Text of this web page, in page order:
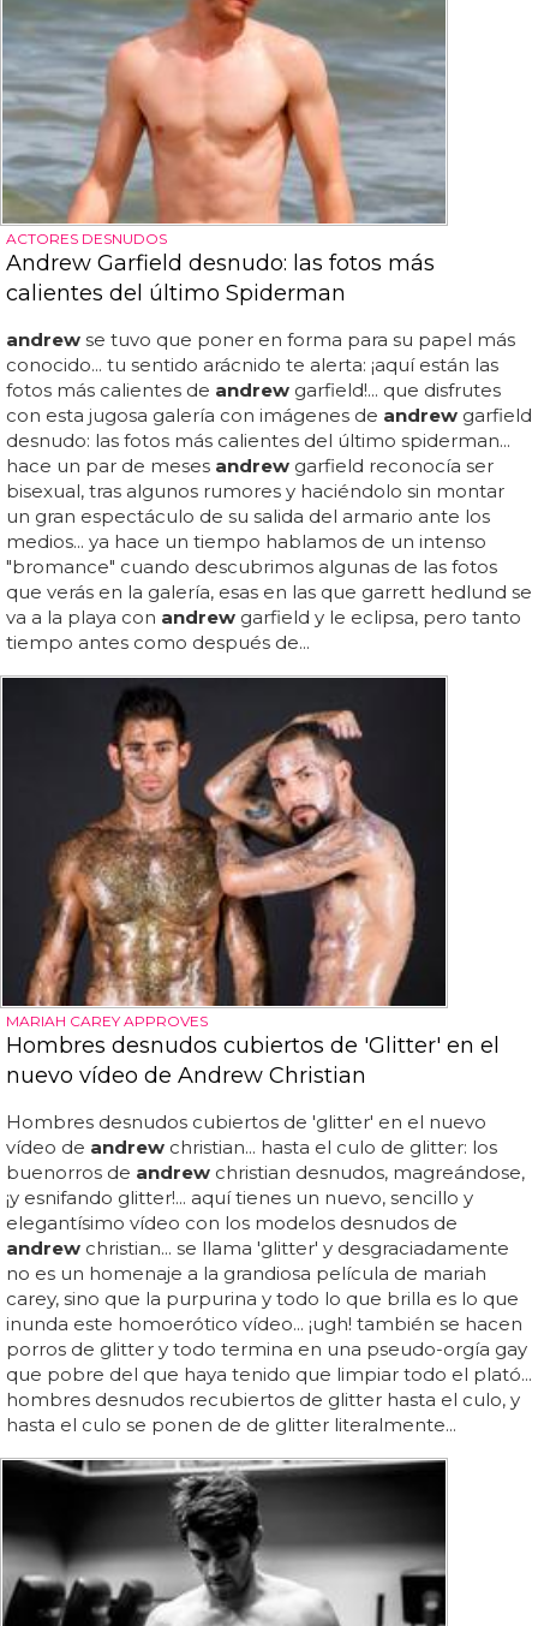
ACTORES DESNUDOS
Andrew Garfield desnudo: las fotos más
calientes del último Spiderman
andrew se tuvo que poner en forma para su papel más
conocido... tu sentido arácnido te alerta: ¡aquí están las
fotos más calientes de andrew garfield!... que disfrutes
con esta jugosa galería con imágenes de andrew garfield
desnudo: las fotos más calientes del último spiderman...
hace un par de meses andrew garfield reconocía ser
bisexual, tras algunos rumores y haciéndolo sin montar
un gran espectáculo de su salida del armario ante los
medios... ya hace un tiempo hablamos de un intenso
"bromance" cuando descubrimos algunas de las fotos
que verás en la galería, esas en las que garrett hedlund se
va a la playa con andrew garfield y le eclipsa, pero tanto
tiempo antes como después de...
MARIAH CAREY APPROVES
Hombres desnudos cubiertos de 'Glitter' en el
nuevo vídeo de Andrew Christian
Hombres desnudos cubiertos de 'glitter' en el nuevo
vídeo de andrew christian... hasta el culo de glitter: los
buenorros de andrew christian desnudos, magreándose,
¡y esnifando glitter!... aquí tienes un nuevo, sencillo y
elegantísimo vídeo con los modelos desnudos de
andrew christian... se llama 'glitter' y desgraciadamente
no es un homenaje a la grandiosa película de mariah
carey, sino que la purpurina y todo lo que brilla es lo que
inunda este homoerótico vídeo... ¡ugh! también se hacen
porros de glitter y todo termina en una pseudo-orgía gay
que pobre del que haya tenido que limpiar todo el plató...
hombres desnudos recubiertos de glitter hasta el culo, y
hasta el culo se ponen de de glitter literalmente...